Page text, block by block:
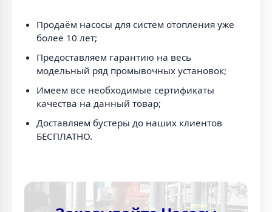
Продаём насосы для систем отопления уже
более 10 лет;
Предоставляем гарантию на весь
модельный ряд промывочных установок;
Имеем все необходимые сертификаты
качества на данный товар;
Доставляем бустеры до наших клиентов
БЕСПЛАТНО.